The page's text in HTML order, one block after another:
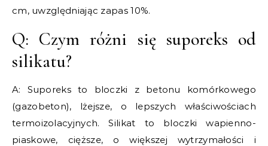
cm, uwzględniając zapas 10%.
Q: Czym różni się suporeks od
silikatu?
A: Suporeks to bloczki z betonu komórkowego
(gazobeton), lżejsze, o lepszych właściwościach
termoizolacyjnych. Silikat to bloczki wapienno-
piaskowe, cięższe, o większej wytrzymałości i